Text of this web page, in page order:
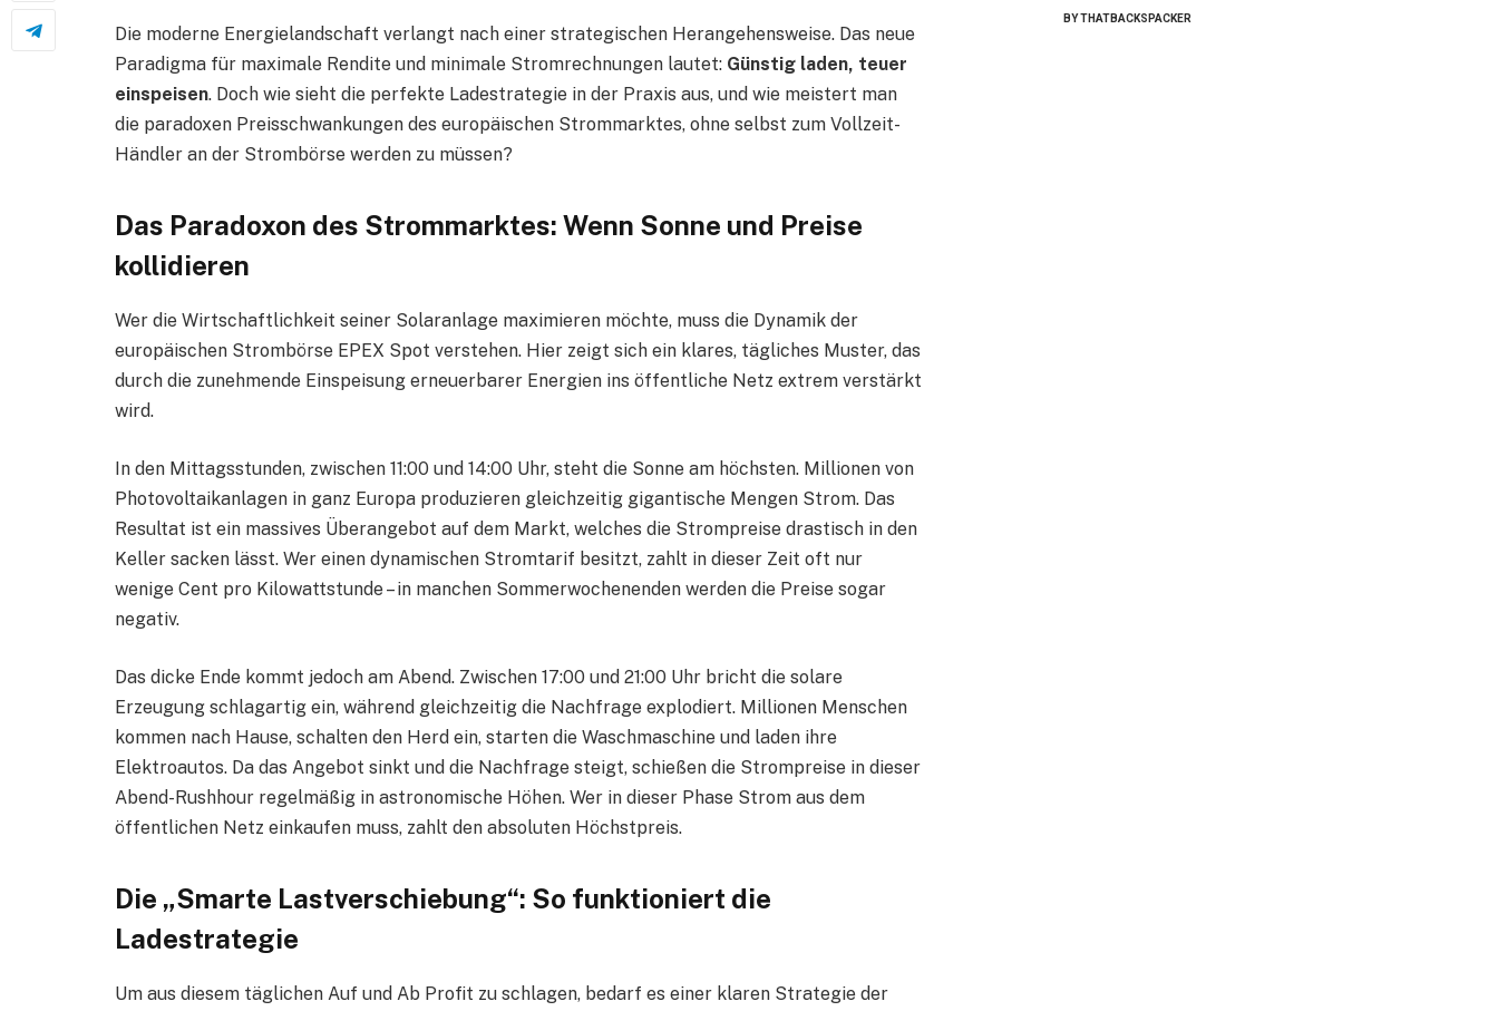
Die moderne Energielandschaft verlangt nach einer strategischen Herangehensweise. Das neue
Paradigma für maximale Rendite und minimale Stromrechnungen lautet: Günstig laden, teuer
einspeisen. Doch wie sieht die perfekte Ladestrategie in der Praxis aus, und wie meistert man
die paradoxen Preisschwankungen des europäischen Strommarktes, ohne selbst zum Vollzeit-
Händler an der Strombörse werden zu müssen?
Das Paradoxon des Strommarktes: Wenn Sonne und Preise
kollidieren
Wer die Wirtschaftlichkeit seiner Solaranlage maximieren möchte, muss die Dynamik der
europäischen Strombörse EPEX Spot verstehen. Hier zeigt sich ein klares, tägliches Muster, das
durch die zunehmende Einspeisung erneuerbarer Energien ins öffentliche Netz extrem verstärkt
wird.
In den Mittagsstunden, zwischen 11:00 und 14:00 Uhr, steht die Sonne am höchsten. Millionen von
Photovoltaikanlagen in ganz Europa produzieren gleichzeitig gigantische Mengen Strom. Das
Resultat ist ein massives Überangebot auf dem Markt, welches die Strompreise drastisch in den
Keller sacken lässt. Wer einen dynamischen Stromtarif besitzt, zahlt in dieser Zeit oft nur
wenige Cent pro Kilowattstunde – in manchen Sommerwochenenden werden die Preise sogar
negativ.
Das dicke Ende kommt jedoch am Abend. Zwischen 17:00 und 21:00 Uhr bricht die solare
Erzeugung schlagartig ein, während gleichzeitig die Nachfrage explodiert. Millionen Menschen
kommen nach Hause, schalten den Herd ein, starten die Waschmaschine und laden ihre
Elektroautos. Da das Angebot sinkt und die Nachfrage steigt, schießen die Strompreise in dieser
Abend-Rushhour regelmäßig in astronomische Höhen. Wer in dieser Phase Strom aus dem
öffentlichen Netz einkaufen muss, zahlt den absoluten Höchstpreis.
Die „Smarte Lastverschiebung“: So funktioniert die
Ladestrategie
Um aus diesem täglichen Auf und Ab Profit zu schlagen, bedarf es einer klaren Strategie der
BYTHATBACKSPACKER